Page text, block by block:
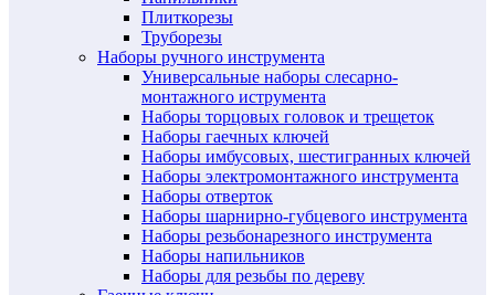
Плиткорезы
Труборезы
Наборы ручного инструмента
Универсальные наборы слесарно-
монтажного иструмента
Наборы торцовых головок и трещеток
Наборы гаечных ключей
Наборы имбусовых, шестигранных ключей
Наборы электромонтажного инструмента
Наборы отверток
Наборы шарнирно-губцевого инструмента
Наборы резьбонарезного инструмента
Наборы напильников
Наборы для резьбы по дереву